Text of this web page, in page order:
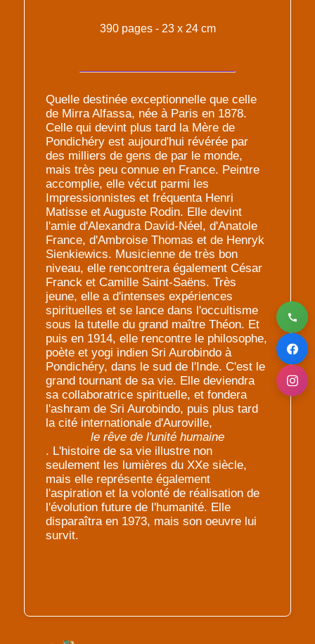
390 pages - 23 x 24 cm
Quelle destinée exceptionnelle que celle
de Mirra Alfassa, née à Paris en 1878.
Celle qui devint plus tard la Mère de
Pondichéry est aujourd'hui révérée par
des milliers de gens de par le monde,
mais très peu connue en France. Peintre
accomplie, elle vécut parmi les
Impressionnistes et fréquenta Henri
Matisse et Auguste Rodin. Elle devint
l'amie d'Alexandra David-Néel, d'Anatole
France, d'Ambroise Thomas et de Henryk
Sienkiewics. Musicienne de très bon
niveau, elle rencontrera également César
Franck et Camille Saint-Saëns. Très
jeune, elle a d'intenses expériences
spirituelles et se lance dans l'occultisme
sous la tutelle du grand maître Théon. Et
puis en 1914, elle rencontre le philosophe,
poète et yogi indien Sri Aurobindo à
Pondichéry, dans le sud de l'Inde. C'est le
grand tournant de sa vie. Elle deviendra
sa collaboratrice spirituelle, et fondera
l'ashram de Sri Aurobindo, puis plus tard
la cité internationale d'Auroville,
le rêve de l'unité humaine
. L'histoire de sa vie illustre non
seulement les lumières du XXe siècle,
mais elle représente également
l'aspiration et la volonté de réalisation de
l'évolution future de l'humanité. Elle
disparaîtra en 1973, mais son oeuvre lui
survit.